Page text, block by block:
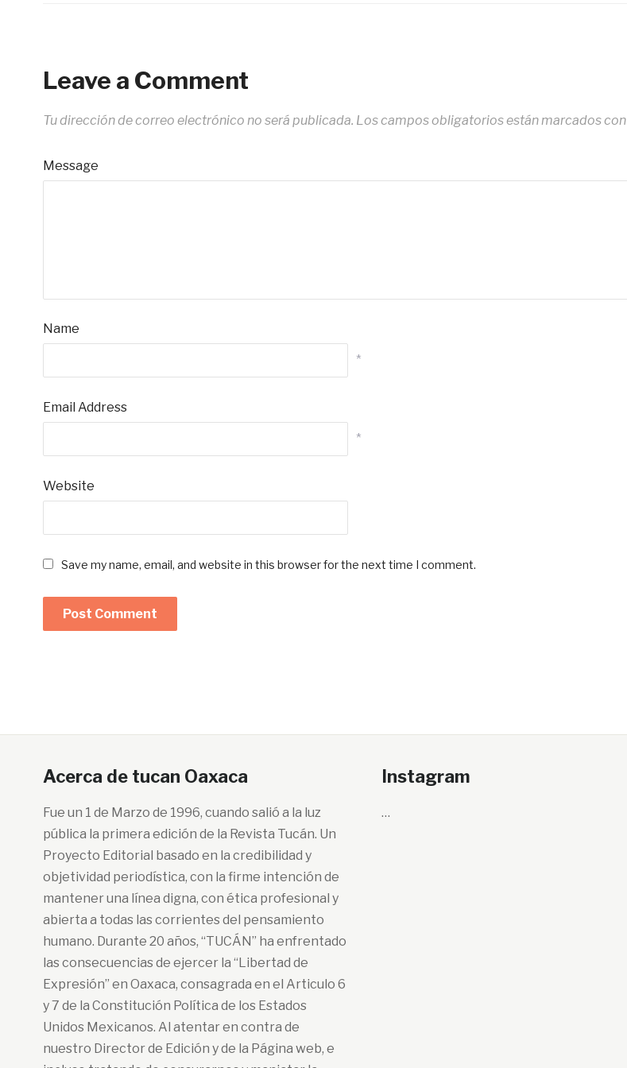
Leave a Comment
Tu dirección de correo electrónico no será publicada. Los campos obligatorios están marcados con
Message
Name
*
Email Address
*
Website
Save my name, email, and website in this browser for the next time I comment.
Acerca de tucan Oaxaca
Fue un 1 de Marzo de 1996, cuando salió a la luz
pública la primera edición de la Revista Tucán. Un
Proyecto Editorial basado en la credibilidad y
objetividad periodística, con la firme intención de
mantener una línea digna, con ética profesional y
abierta a todas las corrientes del pensamiento
humano. Durante 20 años, “TUCÁN” ha enfrentado
las consecuencias de ejercer la “Libertad de
Expresión” en Oaxaca, consagrada en el Articulo 6
y 7 de la Constitución Política de los Estados
Unidos Mexicanos. Al atentar en contra de
nuestro Director de Edición y de la Página web, e
Instagram
…